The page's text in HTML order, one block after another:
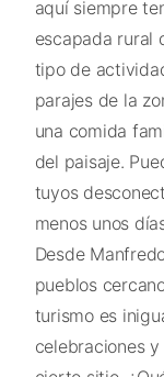
aquí siempre
escapada rural
tipo de
parajes de la
una comida
del paisaje.
tuyos
menos unos
Desde
pueblos
turismo es
celebraciones